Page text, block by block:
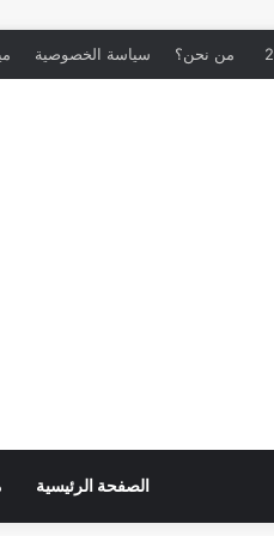
من نحن؟ سياسة الخصوصية
الصفحة الرئيسية